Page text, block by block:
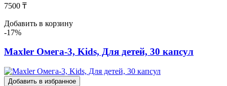
7500 ₸
Добавить в корзину
-17%
Maxler Омега-3, Kids, Для детей, 30 капсул
Добавить в избранное